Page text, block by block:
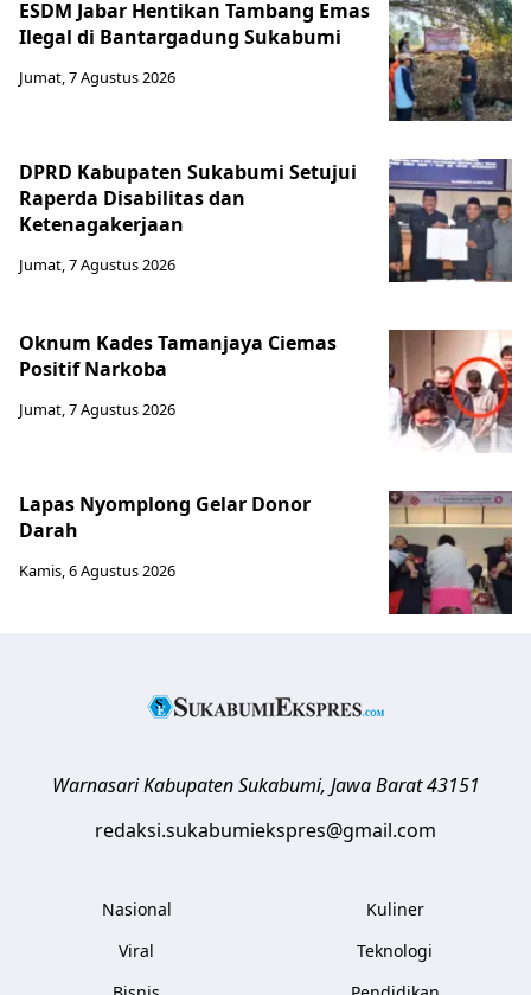
ESDM Jabar Hentikan Tambang Emas
Ilegal di Bantargadung Sukabumi
Jumat, 7 Agustus 2026
DPRD Kabupaten Sukabumi Setujui
Raperda Disabilitas dan
Ketenagakerjaan
Jumat, 7 Agustus 2026
Oknum Kades Tamanjaya Ciemas
Positif Narkoba
Jumat, 7 Agustus 2026
Lapas Nyomplong Gelar Donor
Darah
Kamis, 6 Agustus 2026
Warnasari Kabupaten Sukabumi, Jawa Barat 43151
redaksi.sukabumiekspres@gmail.com
Nasional
Viral
Kuliner
Teknologi